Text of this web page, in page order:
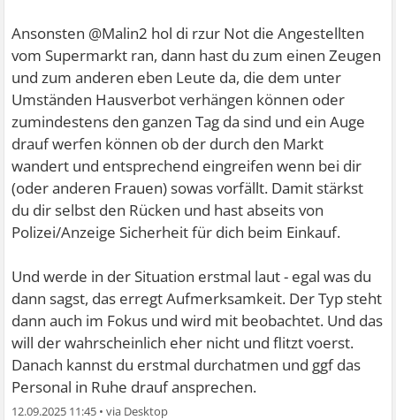
Ansonsten @Malin2 hol di rzur Not die Angestellten
vom Supermarkt ran, dann hast du zum einen Zeugen
und zum anderen eben Leute da, die dem unter
Umständen Hausverbot verhängen können oder
zumindestens den ganzen Tag da sind und ein Auge
drauf werfen können ob der durch den Markt
wandert und entsprechend eingreifen wenn bei dir
(oder anderen Frauen) sowas vorfällt. Damit stärkst
du dir selbst den Rücken und hast abseits von
Polizei/Anzeige Sicherheit für dich beim Einkauf.
Und werde in der Situation erstmal laut - egal was du
dann sagst, das erregt Aufmerksamkeit. Der Typ steht
dann auch im Fokus und wird mit beobachtet. Und das
will der wahrscheinlich eher nicht und flitzt voerst.
Danach kannst du erstmal durchatmen und ggf das
Personal in Ruhe drauf ansprechen.
12.09.2025 11:45 •